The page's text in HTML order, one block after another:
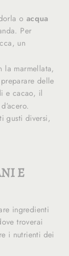
o acqua
Per
un
marmellata,
delle
e cacao, il
gusti diversi,
E
ingredienti
troverai
i nutrienti dei